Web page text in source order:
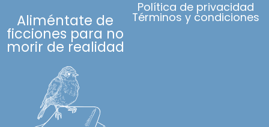
Aliméntate de
ficciones para no
morir de realidad
Política de privacidad
Términos y condiciones